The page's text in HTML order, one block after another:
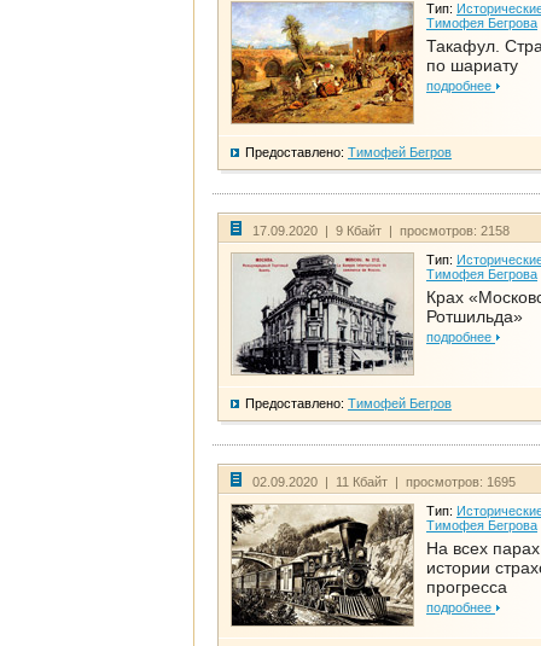
Тип:
Тимофея Бегрова
Такафул.
по шариату
подробнее
Предоставлено: Тимофей Бегров
17.09.2020 | 9 Кбайт | просмотров: 2158
Тип:
Тимофея Бегрова
Крах
Ротшильда»
подробнее
Предоставлено: Тимофей Бегров
02.09.2020 | 11 Кбайт | просмотров: 1695
Тип:
Тимофея Бегрова
На всех
истории
прогресса
подробнее